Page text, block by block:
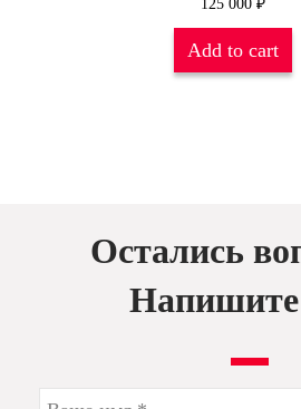
125 000 ₽
Add to cart
Остались